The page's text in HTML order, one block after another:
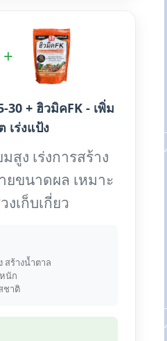
+
30 + ฮิวมิคFK - เพิ่ม
เร่งแป้ง
สูง เร่งการสร้าง
ยขนาดผล เหมาะ
เก็บเกี่ยว
สร้างน้ำตาล
นัก
ชาติ